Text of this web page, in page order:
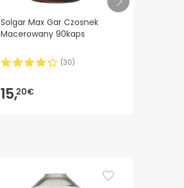
Solgar Max Gar Czosnek
Macerowany 90kaps
(30)
15,20€